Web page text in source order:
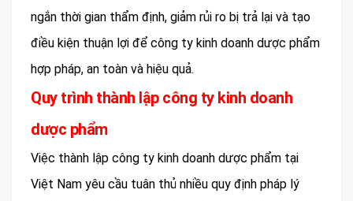
ngắn thời gian thẩm định, giảm rủi ro bị trả lại và tạo
điều kiện thuận lợi để công ty kinh doanh dược phẩm
hợp pháp, an toàn và hiệu quả.
Quy trình thành lập công ty kinh doanh
dược phẩm
Việc thành lập công ty kinh doanh dược phẩm tại
Việt Nam yêu cầu tuân thủ nhiều quy định pháp lý